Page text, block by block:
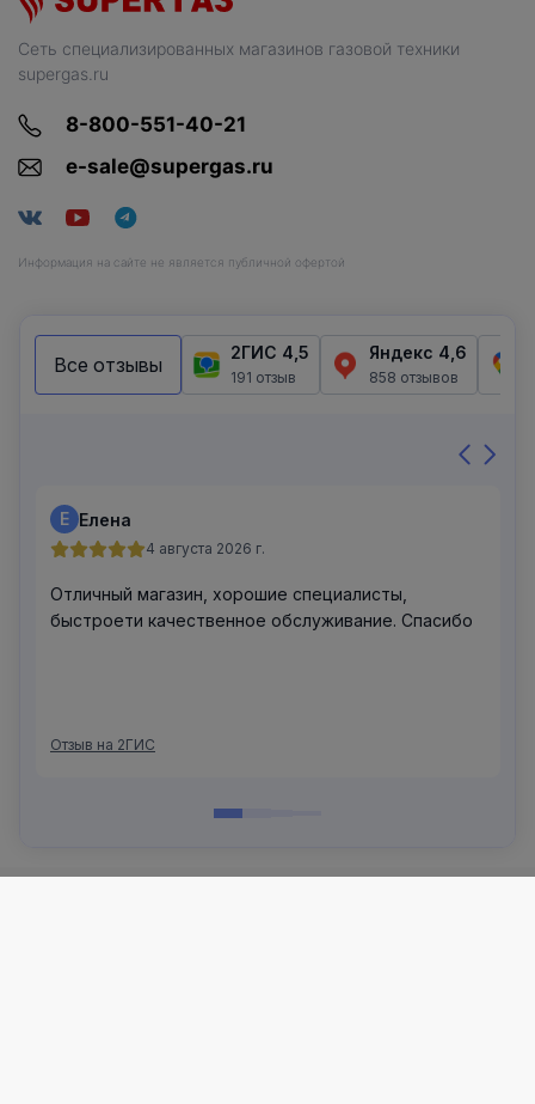
Сеть специализированных магазинов газовой техники
supergas.ru
8-800-551-40-21
e-sale@supergas.ru
Информация на сайте не является публичной офертой